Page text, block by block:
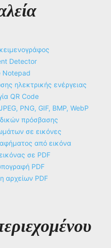
Detector
Notepad
ηλεκτρικής ενέργειας
QR Code
PNG, GIF, BMP, WebP
πρόσβασης
σε εικόνες
από εικόνα
σε PDF
PDF
αρχείων PDF